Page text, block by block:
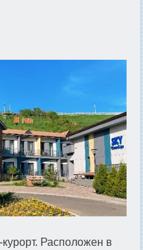
Расположен в